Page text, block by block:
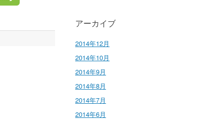
アーカイブ
2014年12月
2014年10月
2014年9月
2014年8月
2014年7月
2014年6月